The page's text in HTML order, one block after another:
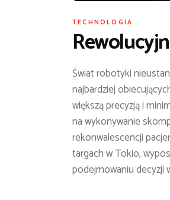
TECHNOLOGIA
Świat robotyki
najbardziej
większą precyzją i
na wykonywanie
rekonwalescencji
targach w Tokio,
podejmowaniu decyzji